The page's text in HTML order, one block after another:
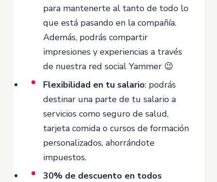
para mantenerte al tanto de todo lo
que está pasando en la compañía.
Además, podrás compartir
impresiones y experiencias a través
de nuestra red social Yammer 😉
Flexibilidad en tu salario: podrás
destinar una parte de tu salario a
servicios como seguro de salud,
tarjeta comida o cursos de formación
personalizados, ahorrándote
impuestos.
30% de descuento en todos